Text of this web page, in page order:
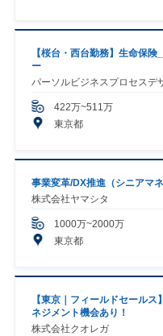
【桜台・西台勤務】生命保
ー
パーソルビジネスプロセスデ
422万~511万
東京都
事業変革/DX推進（シニアマネ
株式会社ヤマシタ
1000万~2000万
東京都
【東京｜フィールドセール
ネジメント機会あり！
株式会社クオレガ